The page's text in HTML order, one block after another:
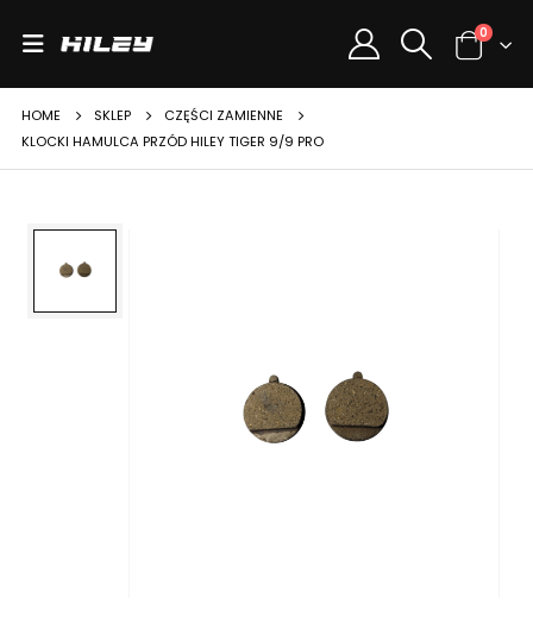
0
HOME SKLEP
CZĘŚCI ZAMIENNE
KLOCKI HAMULCA PRZÓD HILEY TIGER 9/9 PRO